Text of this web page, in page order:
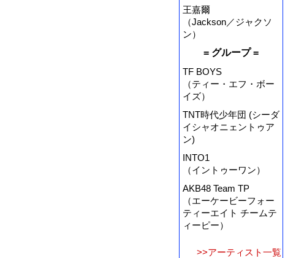
王嘉爾
（Jackson／ジャクソ
ン）
= グループ =
TF BOYS
（ティー・エフ・ボー
イズ）
TNT時代少年団 (シーダ
イシャオニェントゥア
ン)
INTO1
（イントゥーワン）
AKB48 Team TP
（エーケービーフォー
ティーエイト チームテ
ィーピー）
>>アーティスト一覧